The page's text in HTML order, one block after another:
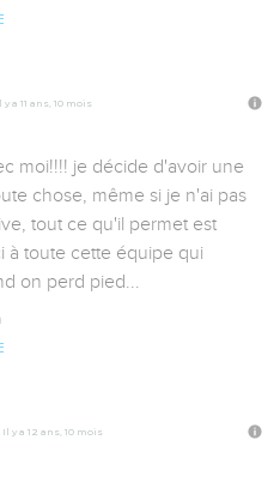
y a 11 ans, 10 mois
moi!!!! je décide d'avoir une
chose, même si je n'ai pas
tout ce qu'il permet est
à toute cette équipe qui
on perd pied...
Il y a 12 ans, 10 mois